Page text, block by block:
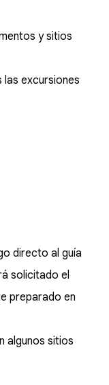
y sitios
las excursiones
directo al guía
solicitado el
preparado en
algunos sitios